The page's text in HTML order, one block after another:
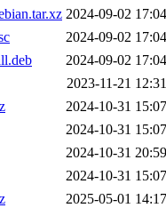
2024-09-02 17:04
2024-09-02 17:04
2024-09-02 17:04
2023-11-21 12:31
2024-10-31 15:07
2024-10-31 15:07
2024-10-31 20:59
2024-10-31 15:07
2025-05-01 14:17